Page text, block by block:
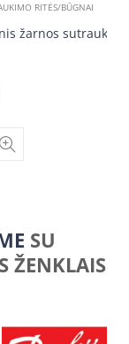
RITĖS/BŪGNAI
žarnos
SU
ŽENKLAIS